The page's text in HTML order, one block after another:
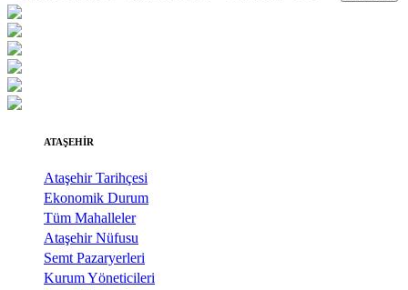
ATAŞEHİR
Ataşehir Tarihçesi
Ekonomik Durum
Tüm Mahalleler
Ataşehir Nüfusu
Semt Pazaryerleri
Kurum Yöneticileri